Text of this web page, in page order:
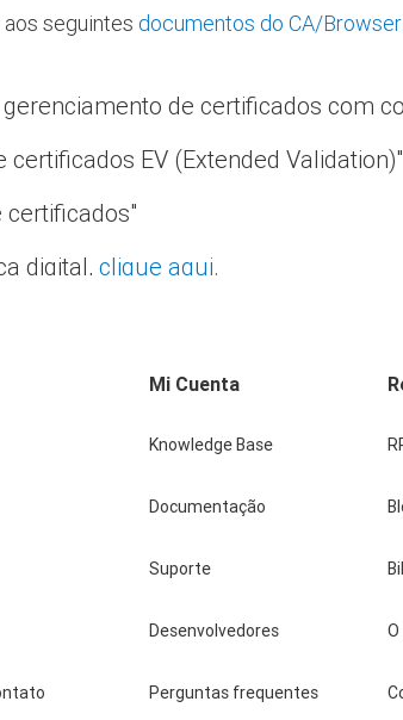
seguintes documentos do CA/
de certificados com
EV (Extended Validation)"
certificados"
digital, clique aqui.
Mi Cuenta
Knowledge Base
Documentação
Suporte
Desenvolvedores
Perguntas frequentes